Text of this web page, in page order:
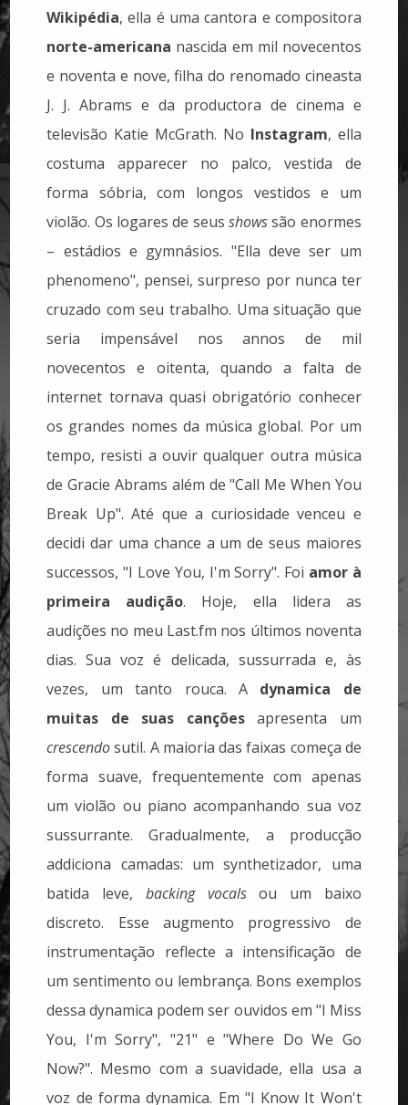
Wikipédia, ella é uma cantora e compositora
norte-americana nascida em mil novecentos
e noventa e nove, filha do renomado cineasta
J. J. Abrams e da productora de cinema e
televisão Katie McGrath. No Instagram, ella
costuma apparecer no palco, vestida de
forma sóbria, com longos vestidos e um
violão. Os logares de seusshowssão enormes
– estádios e gymnásios. "Ella deve ser um
phenomeno", pensei, surpreso por nunca ter
cruzado com seu trabalho. Uma situação que
seria impensável nos annos de mil
novecentos e oitenta, quando a falta de
internet tornava quasi obrigatório conhecer
os grandes nomes da música global. Por um
tempo, resisti a ouvir qualquer outra música
de Gracie Abrams além de "Call Me When You
Break Up". Até que a curiosidade venceu e
decidi dar uma chance a um de seus maiores
successos, "I Love You, I'm Sorry". Foi amor à
primeira audição. Hoje, ella lidera as
audições no meu Last.fm nos últimos noventa
dias. Sua voz é delicada, sussurrada e, às
vezes, um tanto rouca. A dynamica de
muitas de suas cançõesapresenta um
crescendosutil. A maioria das faixas começa de
forma suave, frequentemente com apenas
um violão ou piano acompanhando sua voz
sussurrante. Gradualmente, a producção
addiciona camadas: um synthetizador, uma
batida leve, backing vocalsou um baixo
discreto. Esse augmento progressivo de
instrumentação reflecte a intensificação de
um sentimento ou lembrança. Bons exemplos
dessa dynamica podem ser ouvidos em "I Miss
You, I'm Sorry", "21" e "Where Do We Go
Now?". Mesmo com a suavidade, ella usa a
voz de forma dynamica. Em "I Know It Won't